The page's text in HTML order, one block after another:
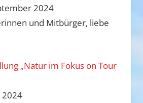
2024
und Mitbürger, liebe
„Natur im Fokus on Tour
2024